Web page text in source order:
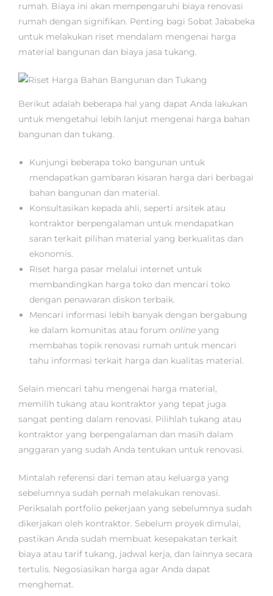
rumah. Biaya ini akan mempengaruhi biaya renovasi
rumah dengan signifikan. Penting bagi Sobat Jababeka
untuk melakukan riset mendalam mengenai harga
material bangunan dan biaya jasa tukang.
Berikut adalah beberapa hal yang dapat Anda lakukan
untuk mengetahui lebih lanjut mengenai harga bahan
bangunan dan tukang.
Kunjungi beberapa toko bangunan untuk
mendapatkan gambaran kisaran harga dari berbagai
bahan bangunan dan material.
Konsultasikan kepada ahli, seperti arsitek atau
kontraktor berpengalaman untuk mendapatkan
saran terkait pilihan material yang berkualitas dan
ekonomis.
Riset harga pasar melalui internet untuk
membandingkan harga toko dan mencari toko
dengan penawaran diskon terbaik.
Mencari informasi lebih banyak dengan bergabung
ke dalam komunitas atau forumonlineyang
membahas topik renovasi rumah untuk mencari
tahu informasi terkait harga dan kualitas material.
Selain mencari tahu mengenai harga material,
memilih tukang atau kontraktor yang tepat juga
sangat penting dalam renovasi. Pilihlah tukang atau
kontraktor yang berpengalaman dan masih dalam
anggaran yang sudah Anda tentukan untuk renovasi.
Mintalah referensi dari teman atau keluarga yang
sebelumnya sudah pernah melakukan renovasi.
Periksalah portfolio pekerjaan yang sebelumnya sudah
dikerjakan oleh kontraktor. Sebelum proyek dimulai,
pastikan Anda sudah membuat kesepakatan terkait
biaya atau tarif tukang, jadwal kerja, dan lainnya secara
tertulis. Negosiasikan harga agar Anda dapat
menghemat.